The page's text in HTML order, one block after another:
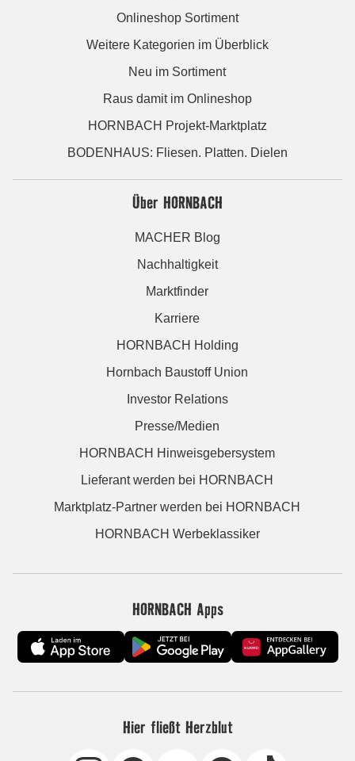
Onlineshop Sortiment
Weitere Kategorien im Überblick
Neu im Sortiment
Raus damit im Onlineshop
HORNBACH Projekt-Marktplatz
BODENHAUS: Fliesen. Platten. Dielen
Über HORNBACH
MACHER Blog
Nachhaltigkeit
Marktfinder
Karriere
HORNBACH Holding
Hornbach Baustoff Union
Investor Relations
Presse/Medien
HORNBACH Hinweisgebersystem
Lieferant werden bei HORNBACH
Marktplatz-Partner werden bei HORNBACH
HORNBACH Werbeklassiker
HORNBACH Apps
Hier fließt Herzblut